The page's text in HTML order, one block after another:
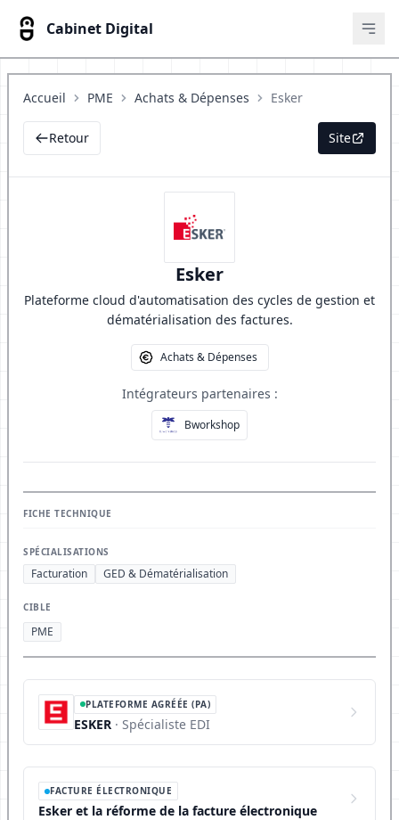
Cabinet Digital
Accueil PME Achats & Dépenses Esker
Retour Site
Esker
Plateforme cloud d'automatisation des cycles de gestion et
dématérialisation des factures.
Achats & Dépenses
Intégrateurs partenaires :
Bworkshop
FICHE TECHNIQUE
SPÉCIALISATIONS
Facturation GED & Dématérialisation
CIBLE
PME
PLATEFORME AGRÉÉE (PA)
ESKER · Spécialiste EDI
FACTURE ÉLECTRONIQUE
Esker et la réforme de la facture électronique